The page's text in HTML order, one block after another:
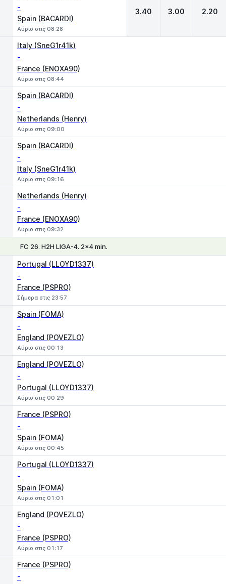
-
Spain (BACARDI)
Αύριο στις 08:28
3.40 3.00 2.20
Italy (SneG1r41k)
-
France (ENOXA90)
Αύριο στις 08:44
Spain (BACARDI)
-
Netherlands (Henry)
Αύριο στις 09:00
Spain (BACARDI)
-
Italy (SneG1r41k)
Αύριο στις 09:16
Netherlands (Henry)
-
France (ENOXA90)
Αύριο στις 09:32
FC 26. H2H LIGA-4. 2x4 min.
Portugal (LLOYD1337)
-
France (PSPRO)
Σήμερα στις 23:57
Spain (FOMA)
-
England (POVEZLO)
Αύριο στις 00:13
England (POVEZLO)
-
Portugal (LLOYD1337)
Αύριο στις 00:29
France (PSPRO)
-
Spain (FOMA)
Αύριο στις 00:45
Portugal (LLOYD1337)
-
Spain (FOMA)
Αύριο στις 01:01
England (POVEZLO)
-
France (PSPRO)
Αύριο στις 01:17
France (PSPRO)
-